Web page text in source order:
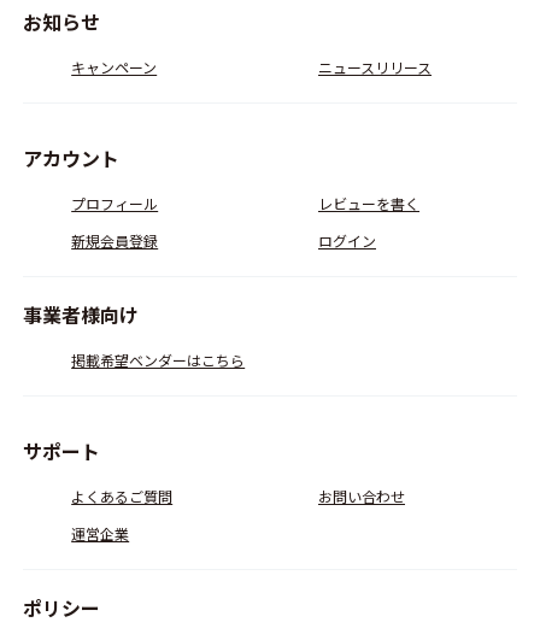
お知らせ
キャンペーン ニュースリリース
アカウント
プロフィール
レビューを書く
新規会員登録
ログイン
事業者様向け
掲載希望ベンダーはこちら
サポート
よくあるご質問
お問い合わせ
運営企業
ポリシー